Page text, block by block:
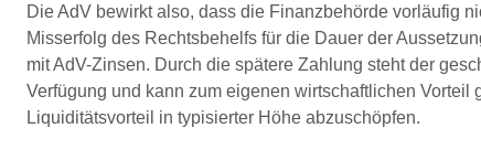
Die AdV bewirkt also, dass die Finanzbehörde vorläufig
Misserfolg des Rechtsbehelfs für die Dauer der
mit AdV-Zinsen. Durch die spätere Zahlung steht der
Verfügung und kann zum eigenen wirtschaftlichen
Liquiditätsvorteil in typisierter Höhe abzuschöpfen.